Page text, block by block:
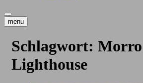
menu
Schlagwort:
Lighthouse